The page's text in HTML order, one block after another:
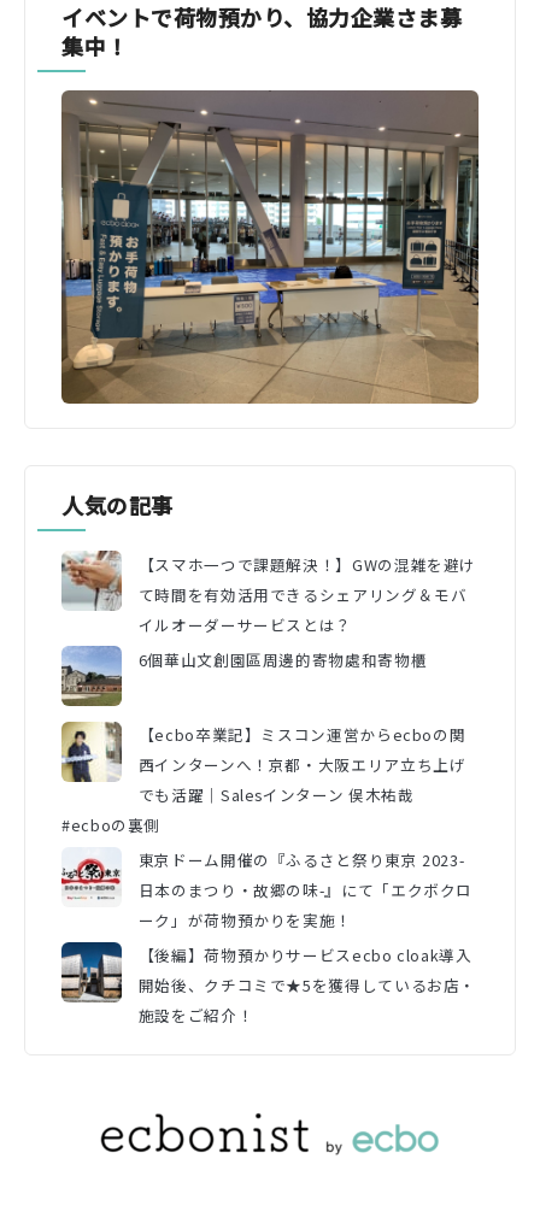
イベントで荷物預かり、協力企業さま募
集中！
人気の記事
【スマホ一つで課題解決！】GWの混雑を避け
て時間を有効活用できるシェアリング＆モバ
イルオーダーサービスとは？
6個華山文創園區周邊的寄物處和寄物櫃
【ecbo卒業記】ミスコン運営からecboの関
西インターンへ！京都・大阪エリア立ち上げ
でも活躍｜Salesインターン 俣木祐哉
#ecboの裏側
東京ドーム開催の『ふるさと祭り東京 2023-
日本のまつり・故郷の味-』にて「エクボクロ
ーク」が荷物預かりを実施！
【後編】荷物預かりサービスecbo cloak導入
開始後、クチコミで★5を獲得しているお店・
施設をご紹介！